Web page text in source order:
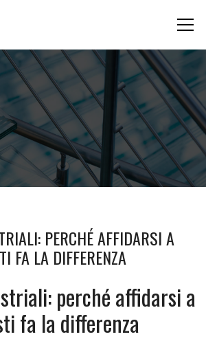
PERCHÉ AFFIDARSI A
FA LA DIFFERENZA
perché affidarsi a
fa la differenza